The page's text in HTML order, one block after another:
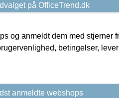
på OfficeTrend.dk
og anmeldt dem med stjerner
betingelser,
anmeldte webshops